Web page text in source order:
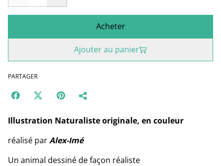
Acheter
Ajouter au panier
PARTAGER
Illustration Naturaliste originale, en couleur
réalisé parAlex-Imé
Un animal dessiné de façon réaliste